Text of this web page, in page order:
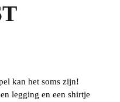
kan het soms zijn!
legging en een shirtje